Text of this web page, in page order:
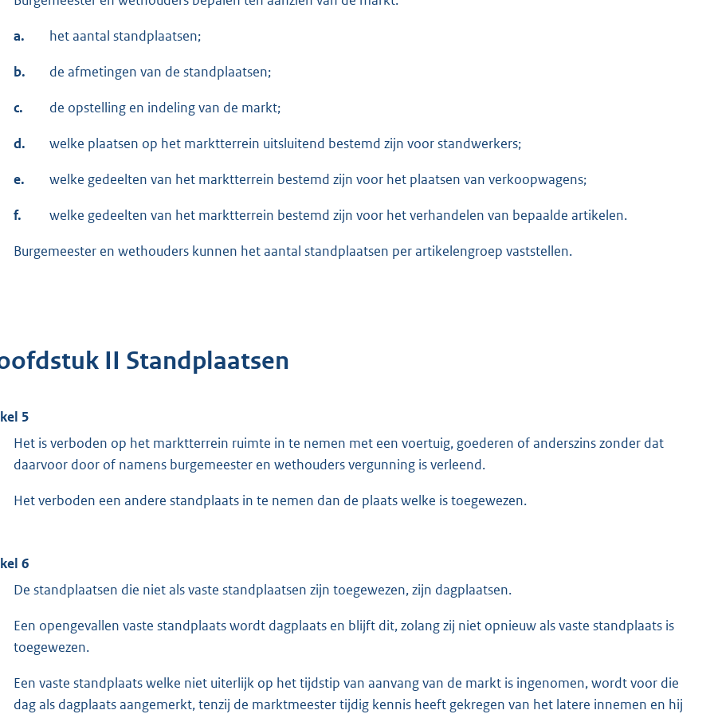
a. het aantal standplaatsen;
b. de afmetingen van de standplaatsen;
c. de opstelling en indeling van de markt;
d. welke plaatsen op het marktterrein uitsluitend bestemd zijn voor standwerkers;
e. welke gedeelten van het marktterrein bestemd zijn voor het plaatsen van verkoopwagens;
f. welke gedeelten van het marktterrein bestemd zijn voor het verhandelen van bepaalde artikelen.
Burgemeester en wethouders kunnen het aantal standplaatsen per artikelengroep vaststellen.
II Standplaatsen
5
Het is verboden op het marktterrein ruimte in te nemen met een voertuig, goederen of anderszins zonder dat
daarvoor door of namens burgemeester en wethouders vergunning is verleend.
Het verboden een andere standplaats in te nemen dan de plaats welke is toegewezen.
6
De standplaatsen die niet als vaste standplaatsen zijn toegewezen, zijn dagplaatsen.
Een opengevallen vaste standplaats wordt dagplaats en blijft dit, zolang zij niet opnieuw als vaste standplaats is
toegewezen.
Een vaste standplaats welke niet uiterlijk op het tijdstip van aanvang van de markt is ingenomen, wordt voor die
dag als dagplaats aangemerkt, tenzij de marktmeester tijdig kennis heeft gekregen van het latere innemen en hij